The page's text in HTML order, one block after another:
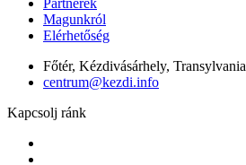
Partnerek
Magunkról
Elérhetőség
Főtér, Kézdivásárhely, Transylvania
centrum@kezdi.info
Kapcsolj ránk